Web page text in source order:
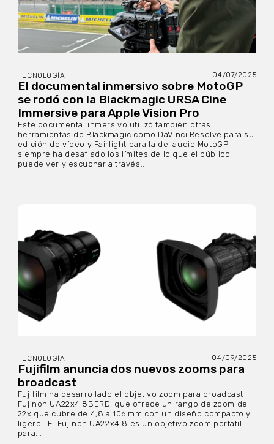
TECNOLOGÍA 04/07/2025
El documental inmersivo sobre MotoGP
se rodó con la Blackmagic URSA Cine
Immersive para Apple Vision Pro
Este documental inmersivo utilizó también otras
herramientas de Blackmagic como DaVinci Resolve para su
edición de vídeo y Fairlight para la del audio MotoGP
siempre ha desafiado los límites de lo que el público
puede ver y escuchar a través...
TECNOLOGÍA 04/09/2025
Fujifilm anuncia dos nuevos zooms para
broadcast
Fujifilm ha desarrollado el objetivo zoom para broadcast
Fujinon UA22x4.8BERD, que ofrece un rango de zoom de
22x que cubre de 4,8 a 106 mm con un diseño compacto y
ligero. El Fujinon UA22x4.8 es un objetivo zoom portátil
para...